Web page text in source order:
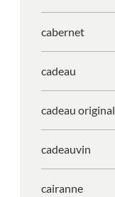
cabernet
cadeau
cadeau original
cadeauvin
cairanne